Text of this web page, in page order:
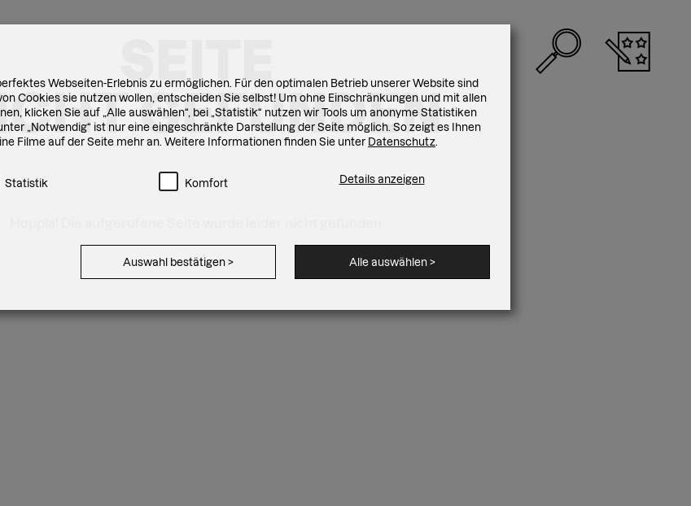
GEFUNDEN
Webseiten-Erlebnis zu ermöglichen. Für den optimalen Betrieb unserer Website sind
Cookies sie nutzen wollen, entscheiden Sie selbst! Um ohne Einschränkungen und mit allen
klicken Sie auf „Alle auswählen“, bei „Statistik“ nutzen wir Tools um anonyme Statistiken
„Notwendig“ ist nur eine eingeschränkte Darstellung der Seite möglich. So zeigt es Ihnen
Filme auf der Seite mehr an. Weitere Informationen finden Sie unter Datenschutz.
Statistik Komfort Details anzeigen
Auswahl bestätigen > Alle auswählen >